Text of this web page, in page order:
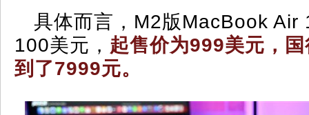
具体而言，M2版MacBook Air
100美元， 起售价为999美元，
到了7999元。